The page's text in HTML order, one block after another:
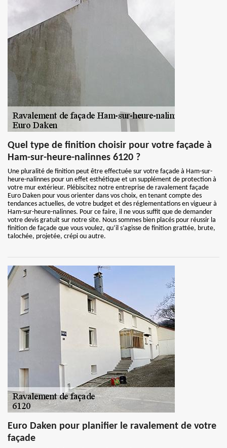
Quel type de finition choisir pour votre façade à
Ham-sur-heure-nalinnes 6120 ?
Une pluralité de finition peut être effectuée sur votre façade à Ham-sur-
heure-nalinnes pour un effet esthétique et un supplément de protection à
votre mur extérieur. Plébiscitez notre entreprise de ravalement façade
Euro Daken pour vous orienter dans vos choix, en tenant compte des
tendances actuelles, de votre budget et des réglementations en vigueur à
Ham-sur-heure-nalinnes. Pour ce faire, il ne vous suffit que de demander
votre devis gratuit sur notre site. Nous sommes bien placés pour réussir la
finition de façade que vous voulez, qu’il s’agisse de finition grattée, brute,
talochée, projetée, crépi ou autre.
Euro Daken pour planifier le ravalement de votre
façade